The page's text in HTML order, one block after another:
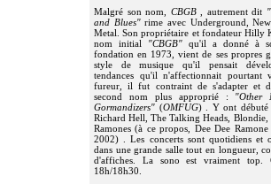
Malgré son nom, CBGB, autrement dit "
and Blues"rime avec Underground,
Metal. Son propriétaire et fondateur Hilly
nom initial "CBGB" qu'il a donné à
fondation en 1973, vient de ses propres
style de musique qu'il pensait
tendances qu'il n'affectionnait pourtant
fureur, il fut contraint de s'adapter et
second nom plus approprié : "Other
Gormandizers" (OMFUG) . Y ont débuté
Richard Hell, The Talking Heads, Blondie,
Ramones (à ce propos, Dee Dee
2002) . Les concerts sont quotidiens et
dans une grande salle tout en longueur,
d'affiches. La sono est vraiment top.
18h/18h30.